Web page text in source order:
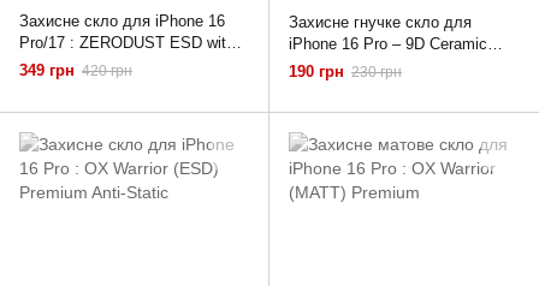
Захисне скло для iPhone 16
Pro/17 : ZERODUST ESD with
Applicator
349 грн 420 грн
Захисне гнучке скло для
iPhone 16 Pro – 9D Ceramic
Clear
190 грн 230 грн